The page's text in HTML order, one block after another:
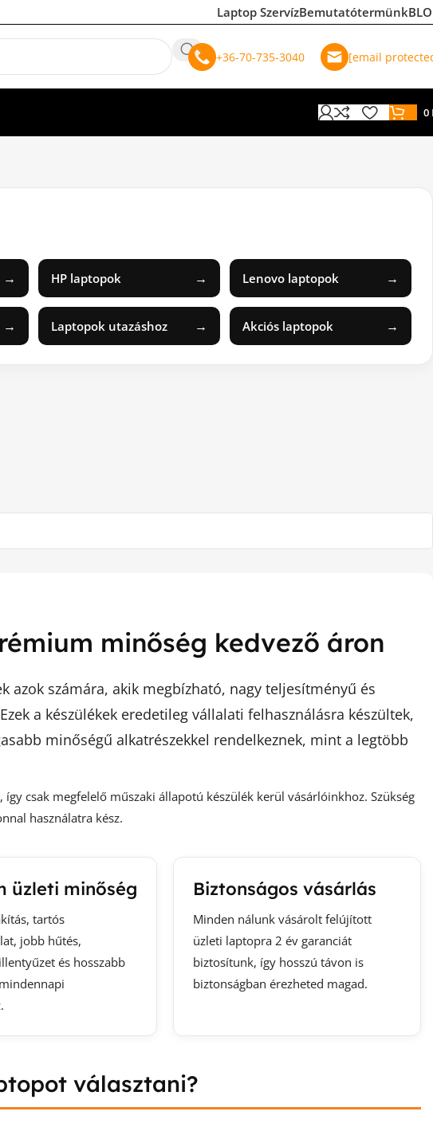
Laptop SzervízBemutatótermünk
+36-70-735-3040 [email
0
→ HP laptopok → Lenovo laptopok →
→ Laptopok utazáshoz → Akciós laptopok →
minőség kedvező áron
azok számára, akik megbízható, nagy teljesítményű és
a készülékek eredetileg vállalati felhasználásra készültek,
minőségű alkatrészekkel rendelkeznek, mint a legtöbb
csak megfelelő műszaki állapotú készülék kerül vásárlóinkhoz. Szükség
használatra kész.
üzleti minőség
tartós
jobb hűtés,
és hosszabb
Biztonságos vásárlás
Minden nálunk vásárolt felújított
üzleti laptopra 2 év garanciát
biztosítunk, így hosszú távon is
biztonságban érezheted magad.
választani?